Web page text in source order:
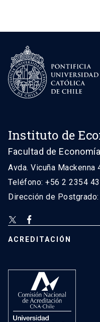
Instituto de
Facultad de
Avda. Vicuña Mackenna
Teléfono: +56 2 2354
Dirección de
ACREDITACIÓN